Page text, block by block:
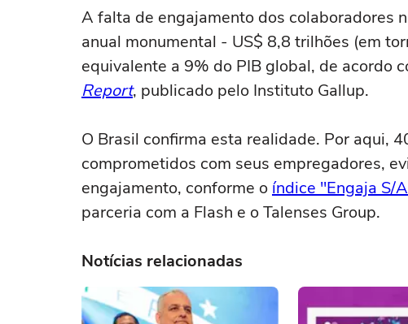
A falta de engajamento dos colaboradores
anual monumental - US$ 8,8 trilhões (em
equivalente a 9% do PIB global, de acordo
Report, publicado pelo Instituto Gallup.
O Brasil confirma esta realidade. Por aqui,
comprometidos com seus empregadores,
engajamento, conforme o índice "Engaja S/
parceria com a Flash e o Talenses Group.
Notícias relacionadas